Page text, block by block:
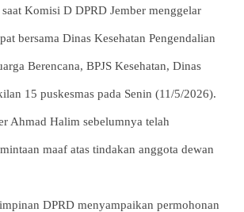
Komisi D DPRD Jember menggelar
bersama Dinas Kesehatan Pengendalian
Berencana, BPJS Kesehatan, Dinas
15 puskesmas pada Senin (11/5/2026).
Ahmad Halim sebelumnya telah
maaf atas tindakan anggota dewan
DPRD menyampaikan permohonan